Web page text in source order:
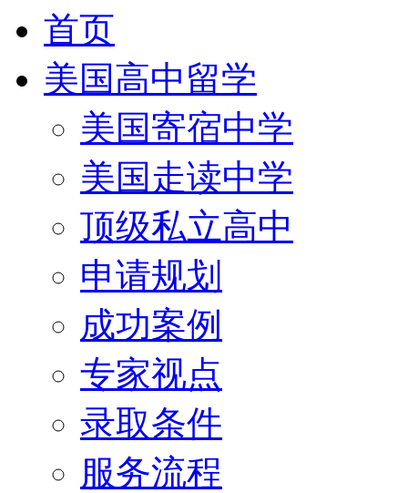
首页
美国高中留学
美国寄宿中学
美国走读中学
顶级私立高中
申请规划
成功案例
专家视点
录取条件
服务流程